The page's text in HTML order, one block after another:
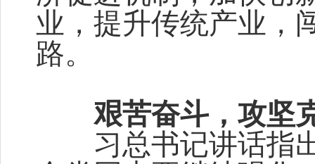
业，提升传统产业，
路。
艰苦奋斗，攻坚
习总书记讲话指出